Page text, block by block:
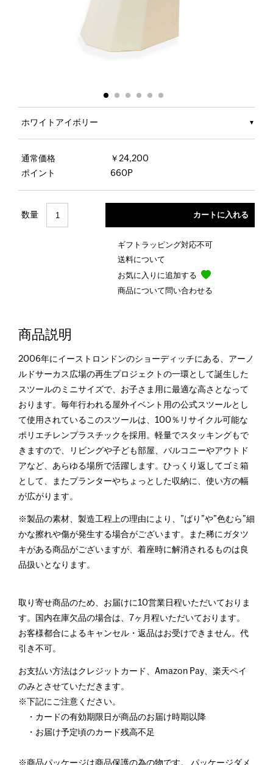
ホワイトアイボリー
通常価格
￥24,200
ポイント
660P
数量
ギフトラッピング対応不可
送料について
お気に入りに追加する
商品について問い合わせる
商品説明
2006年にイーストロンドンのショーディッチにある、アーノ
ルドサーカス広場の再生プロジェクトの一環として誕生した
スツールのミニサイズで、お子さま用に最適な高さとなって
おります。毎年行われる屋外イベント用の公式スツールとし
て使用されているこのスツールは、100％リサイクル可能な
ポリエチレンプラスチックを採用。軽量でスタッキングもで
きますので、リビングや子ども部屋、バルコニーやアウトド
アなど、あらゆる場所で活躍します。ひっくり返してゴミ箱
として、またプランターやちょっとした収納に、使い方の幅
が広がります。
※製品の素材、製造工程上の理由により、”ばり”や”色むら”細
かな擦れや傷が発生する場合がございます。また稀にガタツ
キがある商品がございますが、着座時に解消されるものは良
品扱いとなります。
取り寄せ商品のため、お届けに10営業日程いただいておりま
す。国内在庫欠品の場合は、7ヶ月程いただいております。
お客様都合によるキャンセル・返品はお受けできません。代
引き不可。
お支払い方法はクレジットカード、Amazon Pay、楽天ペイ
のみとさせていただきます。
※下記にご注意ください。
・カードの有効期限日が商品のお届け時期以降
・お届け予定頃のカード残高不足
※商品パッケージは商品保護の為の物です。 パッケージダメ